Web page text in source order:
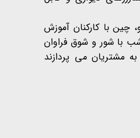
چین با کارکنان آموزش
با شور و شوق فراوان
مشتریان می پردازند